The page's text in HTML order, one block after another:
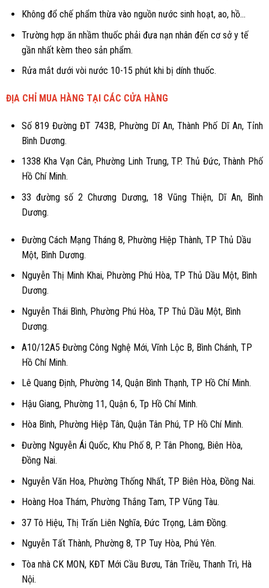
Không đổ chế phẩm thừa vào nguồn nước sinh hoạt, ao, hồ...
Trường hợp ăn nhầm thuốc phải đưa nạn nhân đến cơ sở y tế
gần nhất kèm theo sản phẩm.
Rửa mắt dưới vòi nước 10-15 phút khi bị dính thuốc.
ĐỊA CHỈ MUA HÀNG TẠI CÁC CỬA HÀNG
Số 819 Đường ĐT 743B, Phường Dĩ An, Thành Phố Dĩ An, Tỉnh
Bình Dương.
1338 Kha Vạn Cân, Phường Linh Trung, TP. Thủ Đức, Thành Phố
Hồ Chí Minh.
33 đường số 2 Chương Dương, 18 Vũng Thiện, Dĩ An, Bình
Dương.
Đường Cách Mạng Tháng 8, Phường Hiệp Thành, TP Thủ Dầu
Một, Bình Dương.
Nguyễn Thị Minh Khai, Phường Phú Hòa, TP Thủ Dầu Một, Bình
Dương.
Nguyễn Thái Bình, Phường Phú Hòa, TP Thủ Dầu Một, Bình
Dương.
A10/12A5 Đường Công Nghệ Mới, Vĩnh Lộc B, Bình Chánh, TP
Hồ Chí Minh.
Lê Quang Định, Phường 14, Quận Bình Thạnh, TP Hồ Chí Minh.
Hậu Giang, Phường 11, Quận 6, Tp Hồ Chí Minh.
Hòa Bình, Phường Hiệp Tân, Quận Tân Phú, TP Hồ Chí Minh.
Đường Nguyễn Ái Quốc, Khu Phố 8, P. Tân Phong, Biên Hòa,
Đồng Nai.
Nguyễn Văn Hoa, Phường Thống Nhất, TP Biên Hòa, Đồng Nai.
Hoàng Hoa Thám, Phường Thắng Tam, TP Vũng Tàu.
37 Tô Hiệu, Thị Trấn Liên Nghĩa, Đức Trọng, Lâm Đồng.
Nguyễn Tất Thành, Phường 8, TP Tuy Hòa, Phú Yên.
Tòa nhà CK MON, KĐT Mới Cầu Bươu, Tân Triều, Thanh Trì, Hà
Nội.